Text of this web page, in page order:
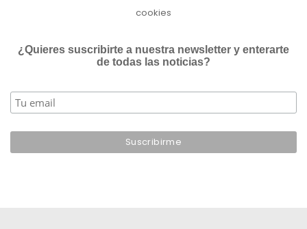
cookies
¿Quieres suscribirte a nuestra newsletter y enterarte
de todas las noticias?